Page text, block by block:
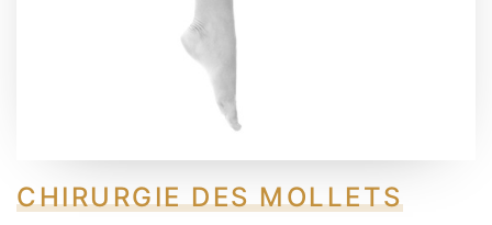
CHIRURGIE DES MOLLETS